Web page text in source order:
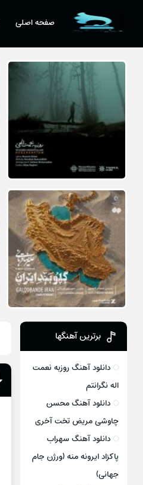
صفحه اصلی
برترین آهنگها
دانلود آهنگ روزبه نعمت
اله نگرانتم
دانلود آهنگ محسن
چاوشی مریض تخت آخری
دانلود آهنگ سهراب
پاکزاد ایرونه منه (ورژن جام
جهانی)